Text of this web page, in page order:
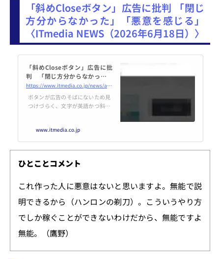
「斜めCloseボタン」広告に批判 「閉じ
方分からなかった」「悪意を感じる」
〈ITmedia NEWS（2026年6月18日）〉
「斜めCloseボタン」広告に批
判 「閉じ方分からなかった」
「悪意を感じる」
https://www.itmedia.co.jp/news/articles/2606/18/news085.html
ボタンが広告のそばにないため見
つけづらく、文字が英語かつ斜め
www.itmedia.co.jp
ひとことコメント
これ作った人に悪意はないと思いますよ。無能で説
明できるから（ハンロンの剃刀）。こういうやり方
でしか稼ぐことができないわけだから、無能ですよ
無能。（鷹野）